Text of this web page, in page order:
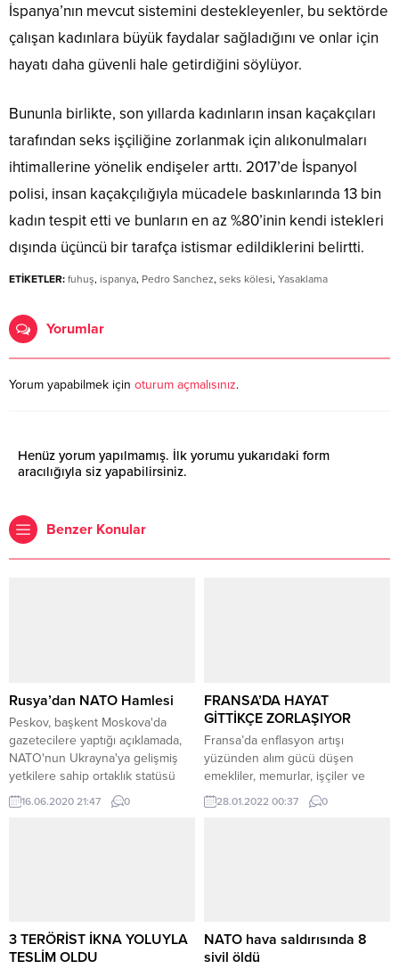
İspanya’nın mevcut sistemini destekleyenler, bu sektörde
çalışan kadınlara büyük faydalar sağladığını ve onlar için
hayatı daha güvenli hale getirdiğini söylüyor.
Bununla birlikte, son yıllarda kadınların insan kaçakçıları
tarafından seks işçiliğine zorlanmak için alıkonulmaları
ihtimallerine yönelik endişeler arttı. 2017’de İspanyol
polisi, insan kaçakçılığıyla mücadele baskınlarında 13 bin
kadın tespit etti ve bunların en az %80’inin kendi istekleri
dışında üçüncü bir tarafça istismar edildiklerini belirtti.
ETİKETLER: fuhuş, ispanya, Pedro Sanchez, seks kölesi, Yasaklama
Yorumlar
Yorum yapabilmek için oturum açmalısınız.
Henüz yorum yapılmamış. İlk yorumu yukarıdaki form
aracılığıyla siz yapabilirsiniz.
Benzer Konular
Rusya’dan NATO Hamlesi
Peskov, başkent Moskova'da
gazetecilere yaptığı açıklamada,
NATO'nun Ukrayna'ya gelişmiş
yetkilere sahip ortaklık statüsü
vermesini değerlendirdi. "Bunun
Avrupa'da güvenlik ve istikrarın
güvenliğimizi sağlamak için
gerekli önlemleri almak
16.06.2020 21:47 0
FRANSA’DA HAYAT
GİTTİKÇE ZORLAŞIYOR
Fransa’da enflasyon artışı
yüzünden alım gücü düşen
emekliler, memurlar, işçiler ve
öğrenciler protesto gösterisi
düzenledi. Fransa’da ücret zammı
Meydanı’nda toplanan binlerce
kişi, Ekonomi Bakanlığına yürüdü.
28.01.2022 00:37 0
3 TERÖRİST İKNA YOLUYLA
TESLİM OLDU
NATO hava saldırısında 8
sivil öldü